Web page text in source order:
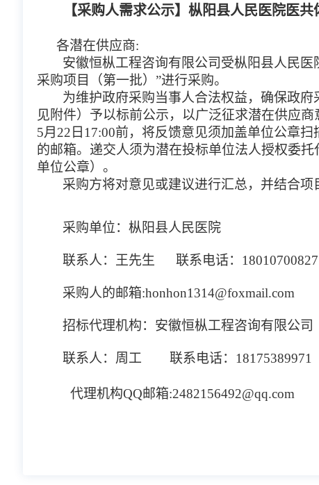
【采购人需求公示】枞阳县人民医院医
各潜在供应商:
安徽恒枞工程咨询有限公司受枞阳县人民医
采购项目（第一批） ”进行采购。
为维护政府采购当事人合法权益，确保政
见附件）予以标前公示，以广泛征求潜在供应商
5月 22 日 17:00前，将反馈意见须加盖单位公章扫
的邮箱。递交人须为潜在投标单位法人授权委
单位公章）。
采购方将对意见或建议进行汇总，并结合项
采购单位： 枞阳县人民医院
联系人： 王先生 联系电话： 18010700827
采购人的邮箱:honhon1314@foxmail.com
招标代理机构：安徽恒枞工程咨询有限公司
联系人： 周 工 联系电话： 18175389971
代理机构QQ邮箱:2482156492@qq.com